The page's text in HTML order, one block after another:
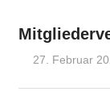
27. Februar